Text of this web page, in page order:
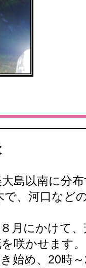
島以南に分
で、河口など
月にかけて
咲かせます。
始め、20時